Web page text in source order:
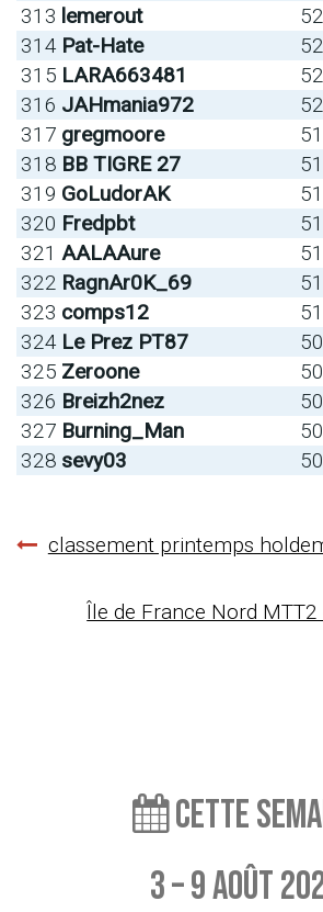
313 lemerout
314 Pat-Hate
315 LARA663481
316 JAHmania972
317 gregmoore
318 BB TIGRE 27
319 GoLudorAK
320 Fredpbt
321 AALAAure
322 RagnAr0K_69
323 comps12
324 Le Prez PT87
325 Zeroone
326 Breizh2nez
327 Burning_Man
328 sevy03
Navigation
l’article
classement printemps
Île de France Nord MTT2
Cette
3 – 9 août